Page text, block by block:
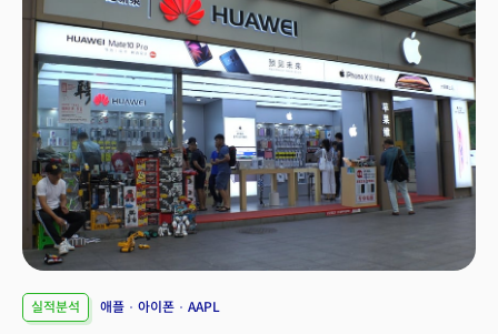
달러로 예상치였던 121억 9000만 달러보다 낮아 막대한 지출에도 성장이
이를 따라가지 못하고 있음을 시사했다. AI 경쟁이 치열해지면서 알파벳은
마이크로소프트(MSFT)와 아마존(AMZN)과의 AI 주도권 싸움에서 밀리지
않기 위해 대규모 투자를 결정했다. 2025년 AI 및 기술 인프라 확장에 무려
750억 달러의 투자 계획을 발표하며 시장의 예상치였던 588억 4000만
달러를 크게 뛰어넘었다. 주요 투자 대상은 서버 및 데이터센터 확장, 그리고
구글 클라우드와 딥마인드의 성장을 지원하기 위한 자금으로 AI 시장에서
주도권을 잃지 않기 위한 조치로 평가된다. 하지만 이러한 공격적인 투자에도
구글 클라우드의 성장이 둔화되며 투자대비이익(ROI)에 대한 시장의
의구심이 커졌고 주가는 실적발표 직후 약 7% 급락했다.
실적분석 애플 아이폰 AAPL